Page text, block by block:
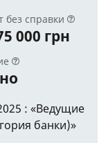
без справки
000 грн
: «Ведущие
банки)»